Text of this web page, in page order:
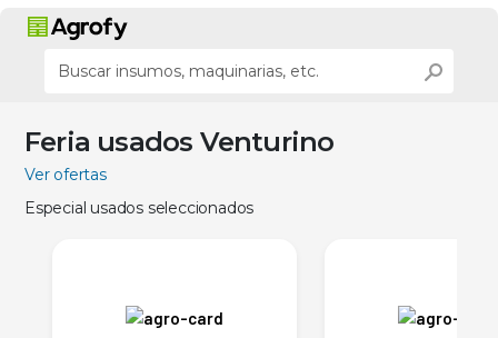
Feria usados Venturino
Ver ofertas
Especial usados seleccionados